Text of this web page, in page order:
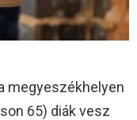
megyeszékhelyen
65) diák vesz